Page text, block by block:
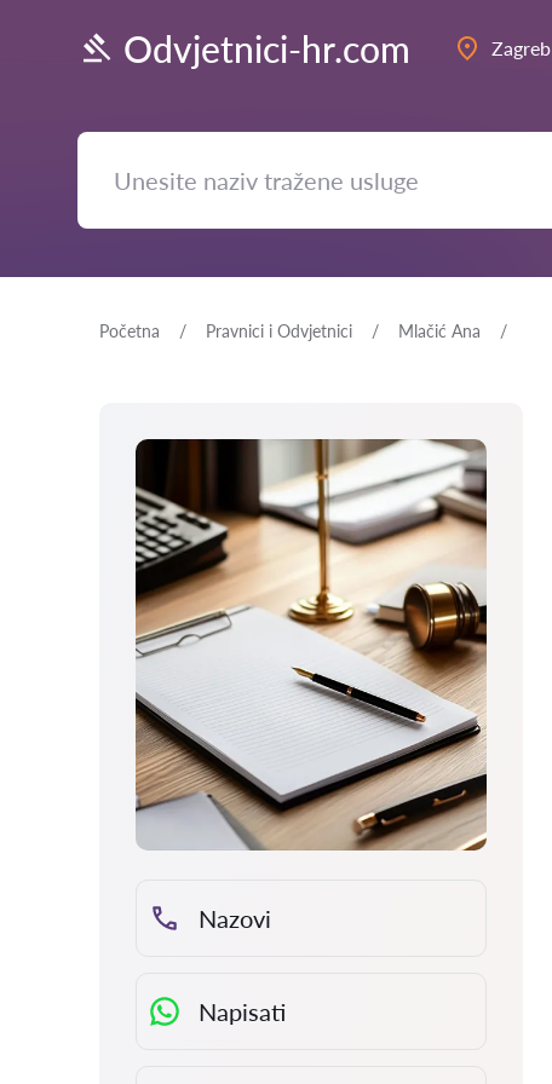
Odvjetnici-hr.com Zagreb
Početna Pravnici i Odvjetnici Mlačić Ana
Nazovi
Napisati